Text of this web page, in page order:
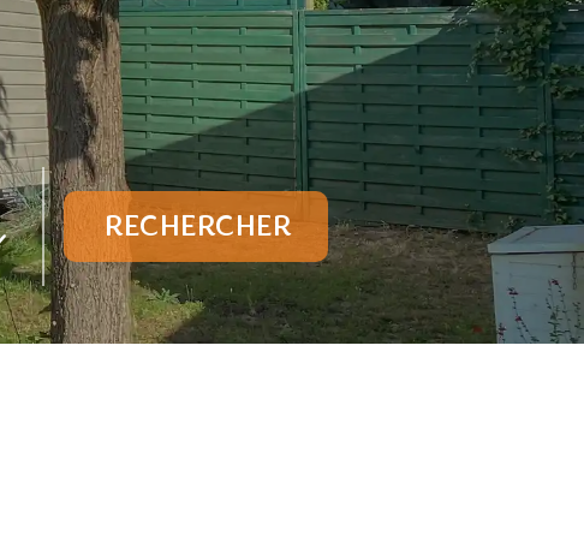
RECHERCHER